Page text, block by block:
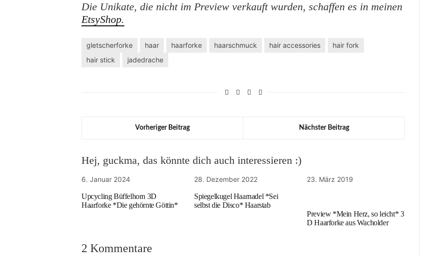
Die Unikate, die nicht im Preview verkauft wurden, schaffen es in meinen
EtsyShop.
gletscherforke haar haarforke haarschmuck hair accessories
hair fork
hair stick
jadedrache
Vorheriger Beitrag Nächster Beitrag
Hej, guckma, das könnte dich auch interessieren :)
6. Januar 2024
Upcycling Büffelhorn 3D
Haarforke *Die gehörnte Göttin*
28. Dezember 2022
Spiegelkugel Haarnadel *Sei
selbst die Disco* Haarstab
23. März 2019
Preview *Mein Herz, so leicht* 3
D Haarforke aus Wacholder
2 Kommentare